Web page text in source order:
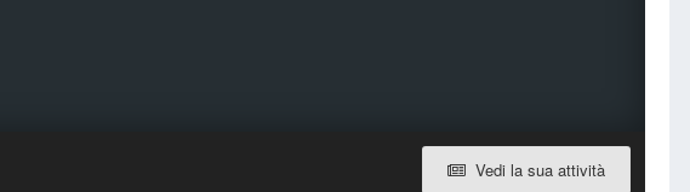
Vedi la sua attività